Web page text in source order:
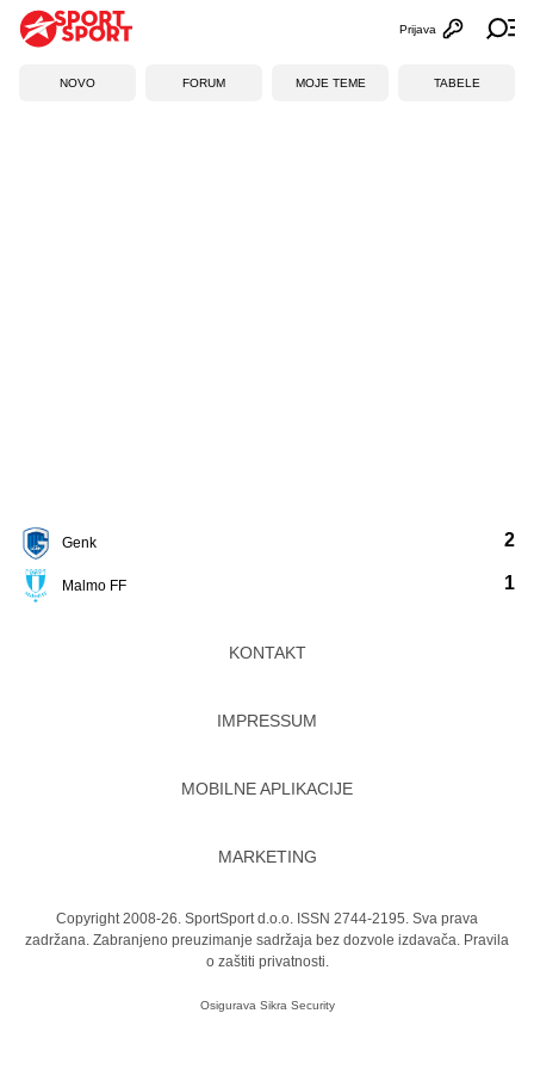
Otvori
Prijava
NOVO FORUM MOJE TEME TABELE
Genk
Malmo FF
2
1
KONTAKT
IMPRESSUM
MOBILNE APLIKACIJE
MARKETING
Copyright 2008-26. SportSport d.o.o. ISSN 2744-2195. Sva prava
zadržana. Zabranjeno preuzimanje sadržaja bez dozvole izdavača. Pravila
o zaštiti privatnosti.
Osigurava Sikra Security